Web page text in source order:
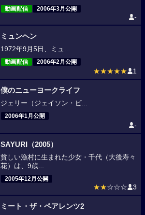
動画配信 2006年3月公開
-
ミュンヘン
1972年9月5日、ミュ...
動画配信 2006年2月公開
★★★★★ 1
僕のニューヨークライフ
ジェリー（ジェイソン・ビ...
2006年1月公開
-
SAYURI（2005）
貧しい漁村に生まれた少女・千代（大後寿々
花）は、9歳...
2005年12月公開
★★☆☆☆ 3
ミート・ザ・ペアレンツ2